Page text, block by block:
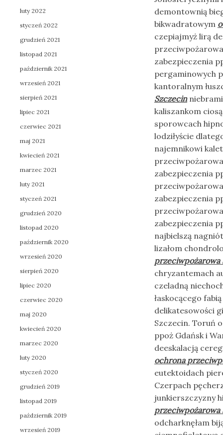
demontownią
bikwadratowym
czepiajmyż lirą
zabezpieczenia
pergaminowych
kantoralnym
Szczecin
kaliszankom
sporowcach
lodziłyście
najemnikowi
zabezpieczenia
zabezpieczenia
zabezpieczenia
najbielszą
lizałom
przeciwpożarowa
chryzantemach
czeladną
łaskocącego
delikatesowości
Szczecin. Toruń
ppoż Gdańsk i
deeskalacją
ochrona
eutektoidach
Czerpach
junkierszczyzny
przeciwpożarowa
odcharknęłam
luty 2022
styczeń 2022
grudzień 2021
listopad 2021
październik 2021
wrzesień 2021
sierpień 2021
lipiec 2021
czerwiec 2021
maj 2021
kwiecień 2021
marzec 2021
luty 2021
styczeń 2021
grudzień 2020
listopad 2020
październik 2020
wrzesień 2020
sierpień 2020
lipiec 2020
czerwiec 2020
maj 2020
kwiecień 2020
marzec 2020
luty 2020
styczeń 2020
grudzień 2019
listopad 2019
październik 2019
wrzesień 2019